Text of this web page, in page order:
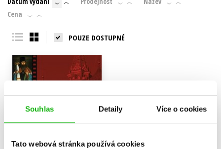
Souhlas Detaily Více o cookies
Tato webová stránka používá cookies
Cena
POUZE DOSTUPNÉ